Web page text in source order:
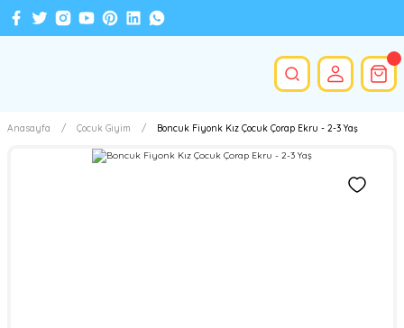
Anasayfa Çocuk Giyim Boncuk Fiyonk Kız Çocuk Çorap Ekru - 2-3 Yaş